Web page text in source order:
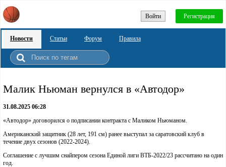
Войти Регистрация
Новости Статьи Форум Правила
Малик Ньюман вернулся в «Автодор»
31.08.2025 06:28
«Автодор» договорился о подписании контракта с Маликом Ньюманом.
Американский защитник (28 лет, 191 см) ранее выступал за саратовский клуб в
течение двух сезонов (2022-2024).
Соглашение с лучшим снайпером сезона Единой лиги ВТБ-2022/23 рассчитано на один
год.